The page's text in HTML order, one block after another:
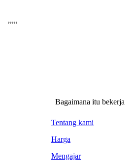
,,,,,
Bagaimana itu bekerja
Tentang kami
Harga
Mengajar